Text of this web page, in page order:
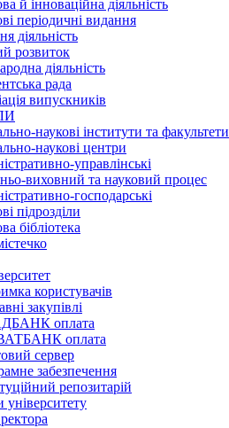
й інноваційна діяльність
періодичні видання
діяльність
розвиток
діяльність
рада
випускників
наукові інститути та факультети
наукові центри
управлінські
виховний та науковий процес
господарські
підрозділи
бібліотека
користувачів
закупівлі
оплата
оплата
сервер
забезпечення
репозитарій
університету